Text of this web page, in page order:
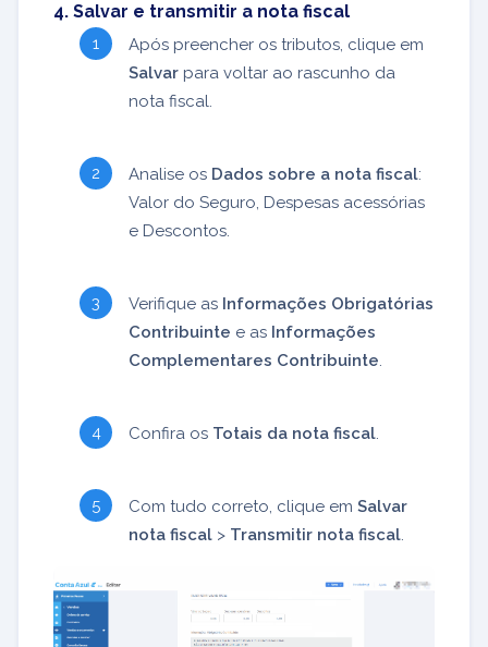
4. Salvar e transmitir a nota fiscal
Após preencher os tributos, clique em
Salvar para voltar ao rascunho da
nota fiscal.
Analise os Dados sobre a nota fiscal:
Valor do Seguro, Despesas acessórias
e Descontos.
Verifique as Informações Obrigatórias
Contribuinte e as Informações
Complementares Contribuinte.
Confira os Totais da nota fiscal.
Com tudo correto, clique em Salvar
nota fiscal > Transmitir nota fiscal.